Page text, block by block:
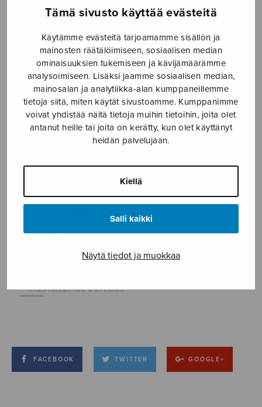
Tämä sivusto käyttää evästeitä
Käytämme evästeitä tarjoamamme sisällön ja
mainosten räätälöimiseen, sosiaalisen median
ominaisuuksien tukemiseen ja kävijämäärämme
analysoimiseen. Lisäksi jaamme sosiaalisen median,
mainosalan ja analytiikka-alan kumppaneillemme
tietoja siitä, miten käytät sivustoamme. Kumppanimme
voivat yhdistää näitä tietoja muihin tietoihin, joita olet
antanut heille tai joita on kerätty, kun olet käyttänyt
heidän palvelujaan.
Kiellä
Salli kaikki
Näytä tiedot ja muokkaa
Nimeä
minut_S3141_Sivu_06
8.9.2025
FACEBOOK TWITTER GOOGLE+